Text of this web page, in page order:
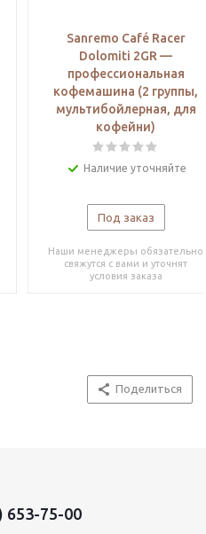
Sanremo Café Racer
Dolomiti 2GR —
профессиональная
кофемашина (2 группы,
мультибойлерная, для
кофейни)
Наличие уточняйте
Под заказ
Наши менеджеры обязательно
свяжутся с вами и уточнят
условия заказа
Поделиться
653-75-00